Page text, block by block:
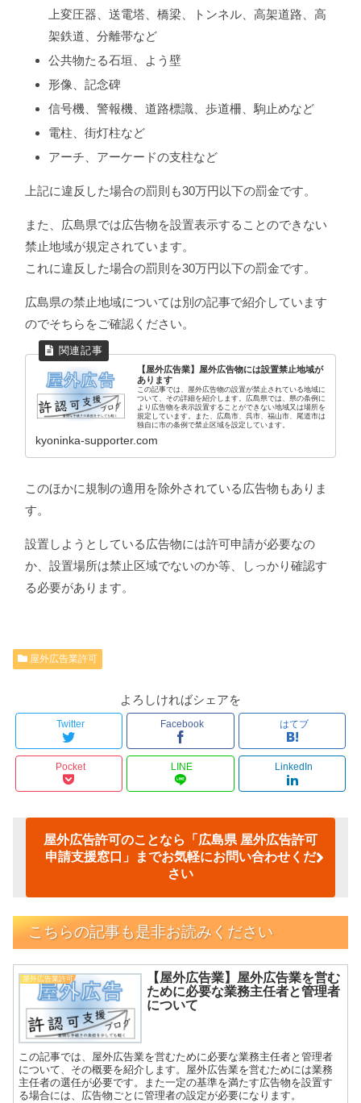
上変圧器、送電塔、橋梁、トンネル、高架道路、高
架鉄道、分離帯など
公共物たる石垣、よう壁
形像、記念碑
信号機、警報機、道路標識、歩道柵、駒止めなど
電柱、街灯柱など
アーチ、アーケードの支柱など
上記に違反した場合の罰則も30万円以下の罰金です。
また、広島県では広告物を設置表示することのできない
禁止地域が規定されています。
これに違反した場合の罰則を30万円以下の罰金です。
広島県の禁止地域については別の記事で紹介しています
のでそちらをご確認ください。
【屋外広告業】屋外広告物には設置禁止地域が
あります
この記事では、屋外広告物の設置が禁止されている地域に
ついて、その詳細を紹介します。広島県では、県の条例に
より広告物を表示設置することができない地域又は場所を
規定しています。また、広島市、呉市、福山市、尾道市は
独自に市の条例で禁止区域を設定しています。
kyoninka-supporter.com
このほかに規制の適用を除外されている広告物もありま
す。
設置しようとしている広告物には許可申請が必要なの
か、設置場所は禁止区域でないのか等、しっかり確認す
る必要があります。
屋外広告業許可
よろしければシェアを
Twitter Facebook はてブ
Pocket LINE LinkedIn
屋外広告許可のことなら「広島県 屋外広告許可
申請支援窓口」までお気軽にお問い合わせくだ
さい
こちらの記事も是非お読みください
屋外広告業許可
【屋外広告業】屋外広告業を営む
ために必要な業務主任者と管理者
について
この記事では、屋外広告業を営むために必要な業務主任者と管理者
について、その概要を紹介します。屋外広告業を営むためには業務
主任者の選任が必要です。また一定の基準を満たす広告物を設置す
る場合には、広告物ごとに管理者の設定が必要になります。